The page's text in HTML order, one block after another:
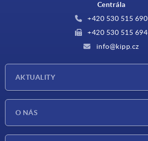
Centrála
+420 530 515 690
+420 530 515 694
info@kipp.cz
AKTUALITY
O NÁS